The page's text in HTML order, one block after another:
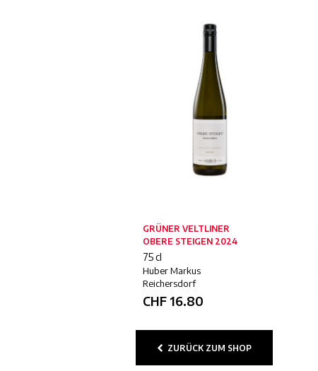
GRÜNER VELTLINER
OBERE STEIGEN 2024
75 cl
Huber Markus
Reichersdorf
CHF 16.80
ZURÜCK ZUM SHOP